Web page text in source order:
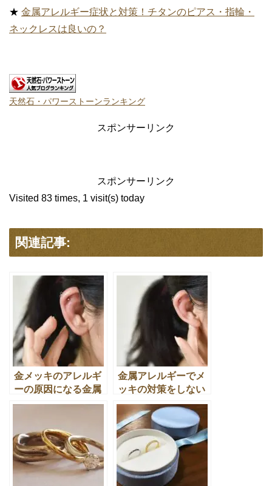
★ 金属アレルギー症状と対策！チタンのピアス・指輪・
ネックレスは良いの？
天然石・パワーストーンランキング
スポンサーリンク
スポンサーリンク
Visited 83 times, 1 visit(s) today
関連記事:
金メッキのアレルギ
ーの原因になる金属
アレルギーはなぜ起
金属アレルギーでメ
ッキの対策をしない
と皮膚が悲鳴をあげ
る前の使い方とは